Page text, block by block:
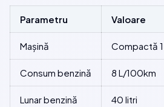
Parametru Valoare
Mașină Compactă
Consum benzină 8 L/100km
Lunar benzină 40 litri